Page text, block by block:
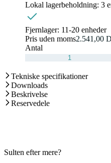
Lokal lagerbeholdning: 3
Fjernlager: 11-20 enheder
Pris uden moms2.541,00
Antal
Tekniske specifikationer
Downloads
Beskrivelse
Reservedele
Sulten efter mere?